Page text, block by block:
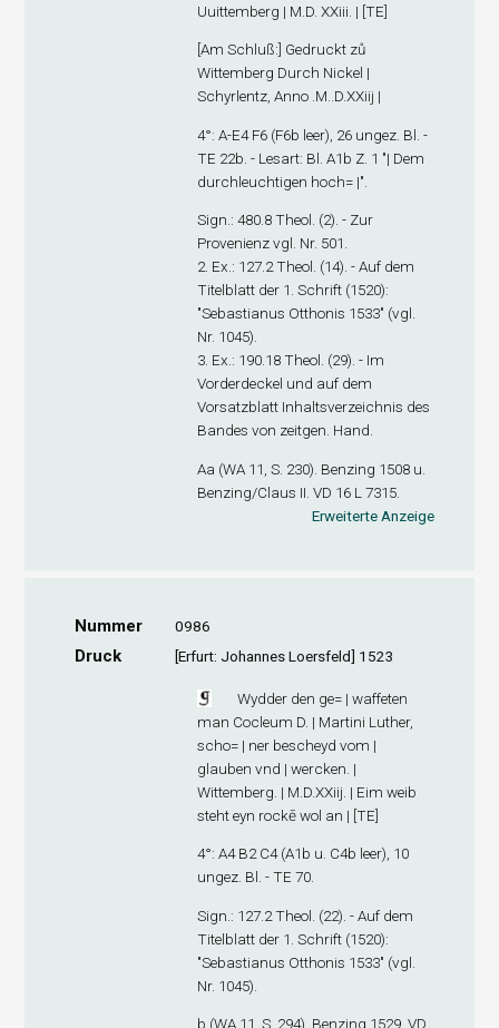
Uuittemberg | M.D. XXiii. | [TE]
[Am Schluß:] Gedruckt zů
Wittemberg Durch Nickel |
Schyrlentz, Anno .M..D.XXiij |
4°: A-E4F6 (F6b leer), 26 ungez. Bl. -
TE 22b. - Lesart: Bl. A1b Z. 1 "| Dem
durchleuchtigen hoch= |".
Sign.: 480.8 Theol. (2). - Zur
Provenienz vgl. Nr. 501.
2. Ex.: 127.2 Theol. (14). - Auf dem
Titelblatt der 1. Schrift (1520):
"Sebastianus Otthonis 1533" (vgl.
Nr. 1045).
3. Ex.: 190.18 Theol. (29). - Im
Vorderdeckel und auf dem
Vorsatzblatt Inhaltsverzeichnis des
Bandes von zeitgen. Hand.
Aa (WA 11, S. 230). Benzing 1508 u.
Benzing/Claus II. VD 16 L 7315.
Erweiterte Anzeige
Nummer 0986
Druck [Erfurt: Johannes Loersfeld] 1523
Wydder den ge= | waffeten
man Cocleum D. | Martini Luther,
scho= | ner bescheyd vom |
glauben vnd | wercken. |
Wittemberg. | M.D.XXiij. | Eim weib
steht eyn rockē wol an | [TE]
4°: A4B2C4(A1b u. C4b leer), 10
ungez. Bl. - TE 70.
Sign .: 127.2 Theol. (22). - Auf dem
Titelblatt der 1. Schrift (1520):
"Sebastianus Otthonis 1533" (vgl.
Nr. 1045).
b (WA 11, S. 294). Benzing 1529. VD